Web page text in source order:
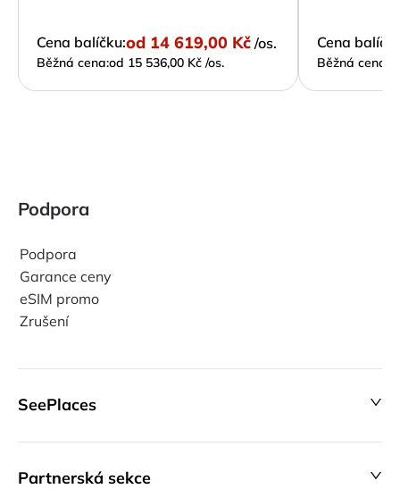
Cena balíčku:od 14 619,00 Kč /os.
Běžná cena:od 15 536,00 Kč /os.
Cena
Běžná cena:
Podpora
Podpora
Garance ceny
eSIM promo
Zrušení
SeePlaces
Partnerská sekce